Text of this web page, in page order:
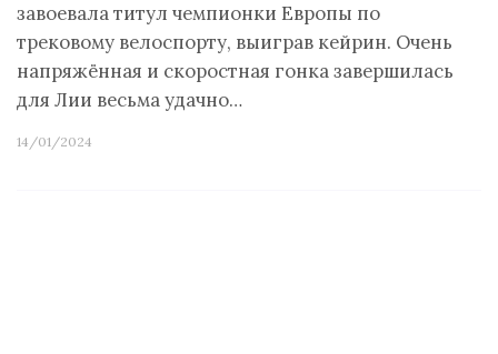
завоевала титул чемпионки Европы по
трековому велоспорту, выиграв кейрин. Очень
напряжённая и скоростная гонка завершилась
для Лии весьма удачно…
14/01/2024